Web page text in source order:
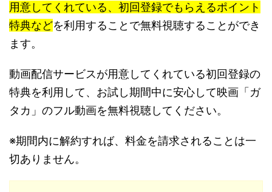
用意してくれている、初回登録でもらえるポイント
特典などを利用することで無料視聴することができ
ます。
動画配信サービスが用意してくれている初回登録の
特典を利用して、お試し期間中に安心して映画「ガ
タカ」のフル動画を無料視聴してください。
※期間内に解約すれば、料金を請求されることは一
切ありません。